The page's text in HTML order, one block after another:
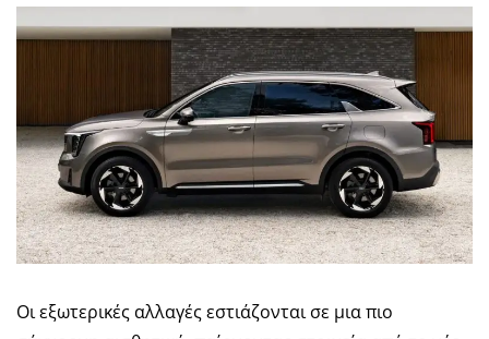
Οι εξωτερικές αλλαγές εστιάζονται σε μια πιο